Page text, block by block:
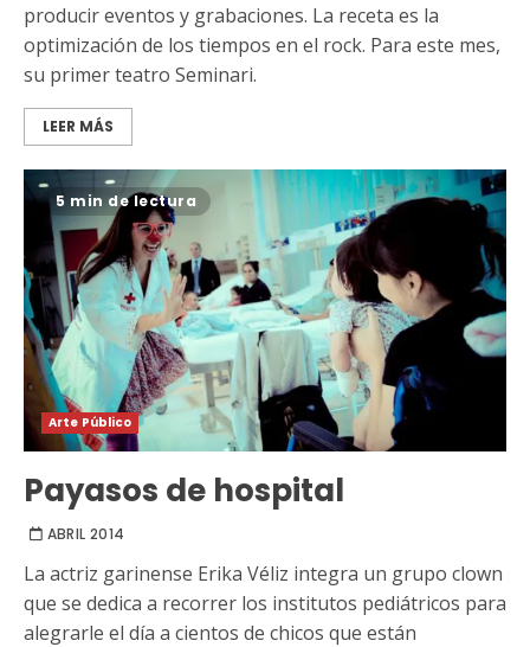
producir eventos y grabaciones. La receta es la
optimización de los tiempos en el rock. Para este mes,
su primer teatro Seminari.
LEER MÁS
5 min de lectura
Arte Público
Payasos de hospital
ABRIL 2014
La actriz garinense Erika Véliz integra un grupo clown
que se dedica a recorrer los institutos pediátricos para
alegrarle el día a cientos de chicos que están